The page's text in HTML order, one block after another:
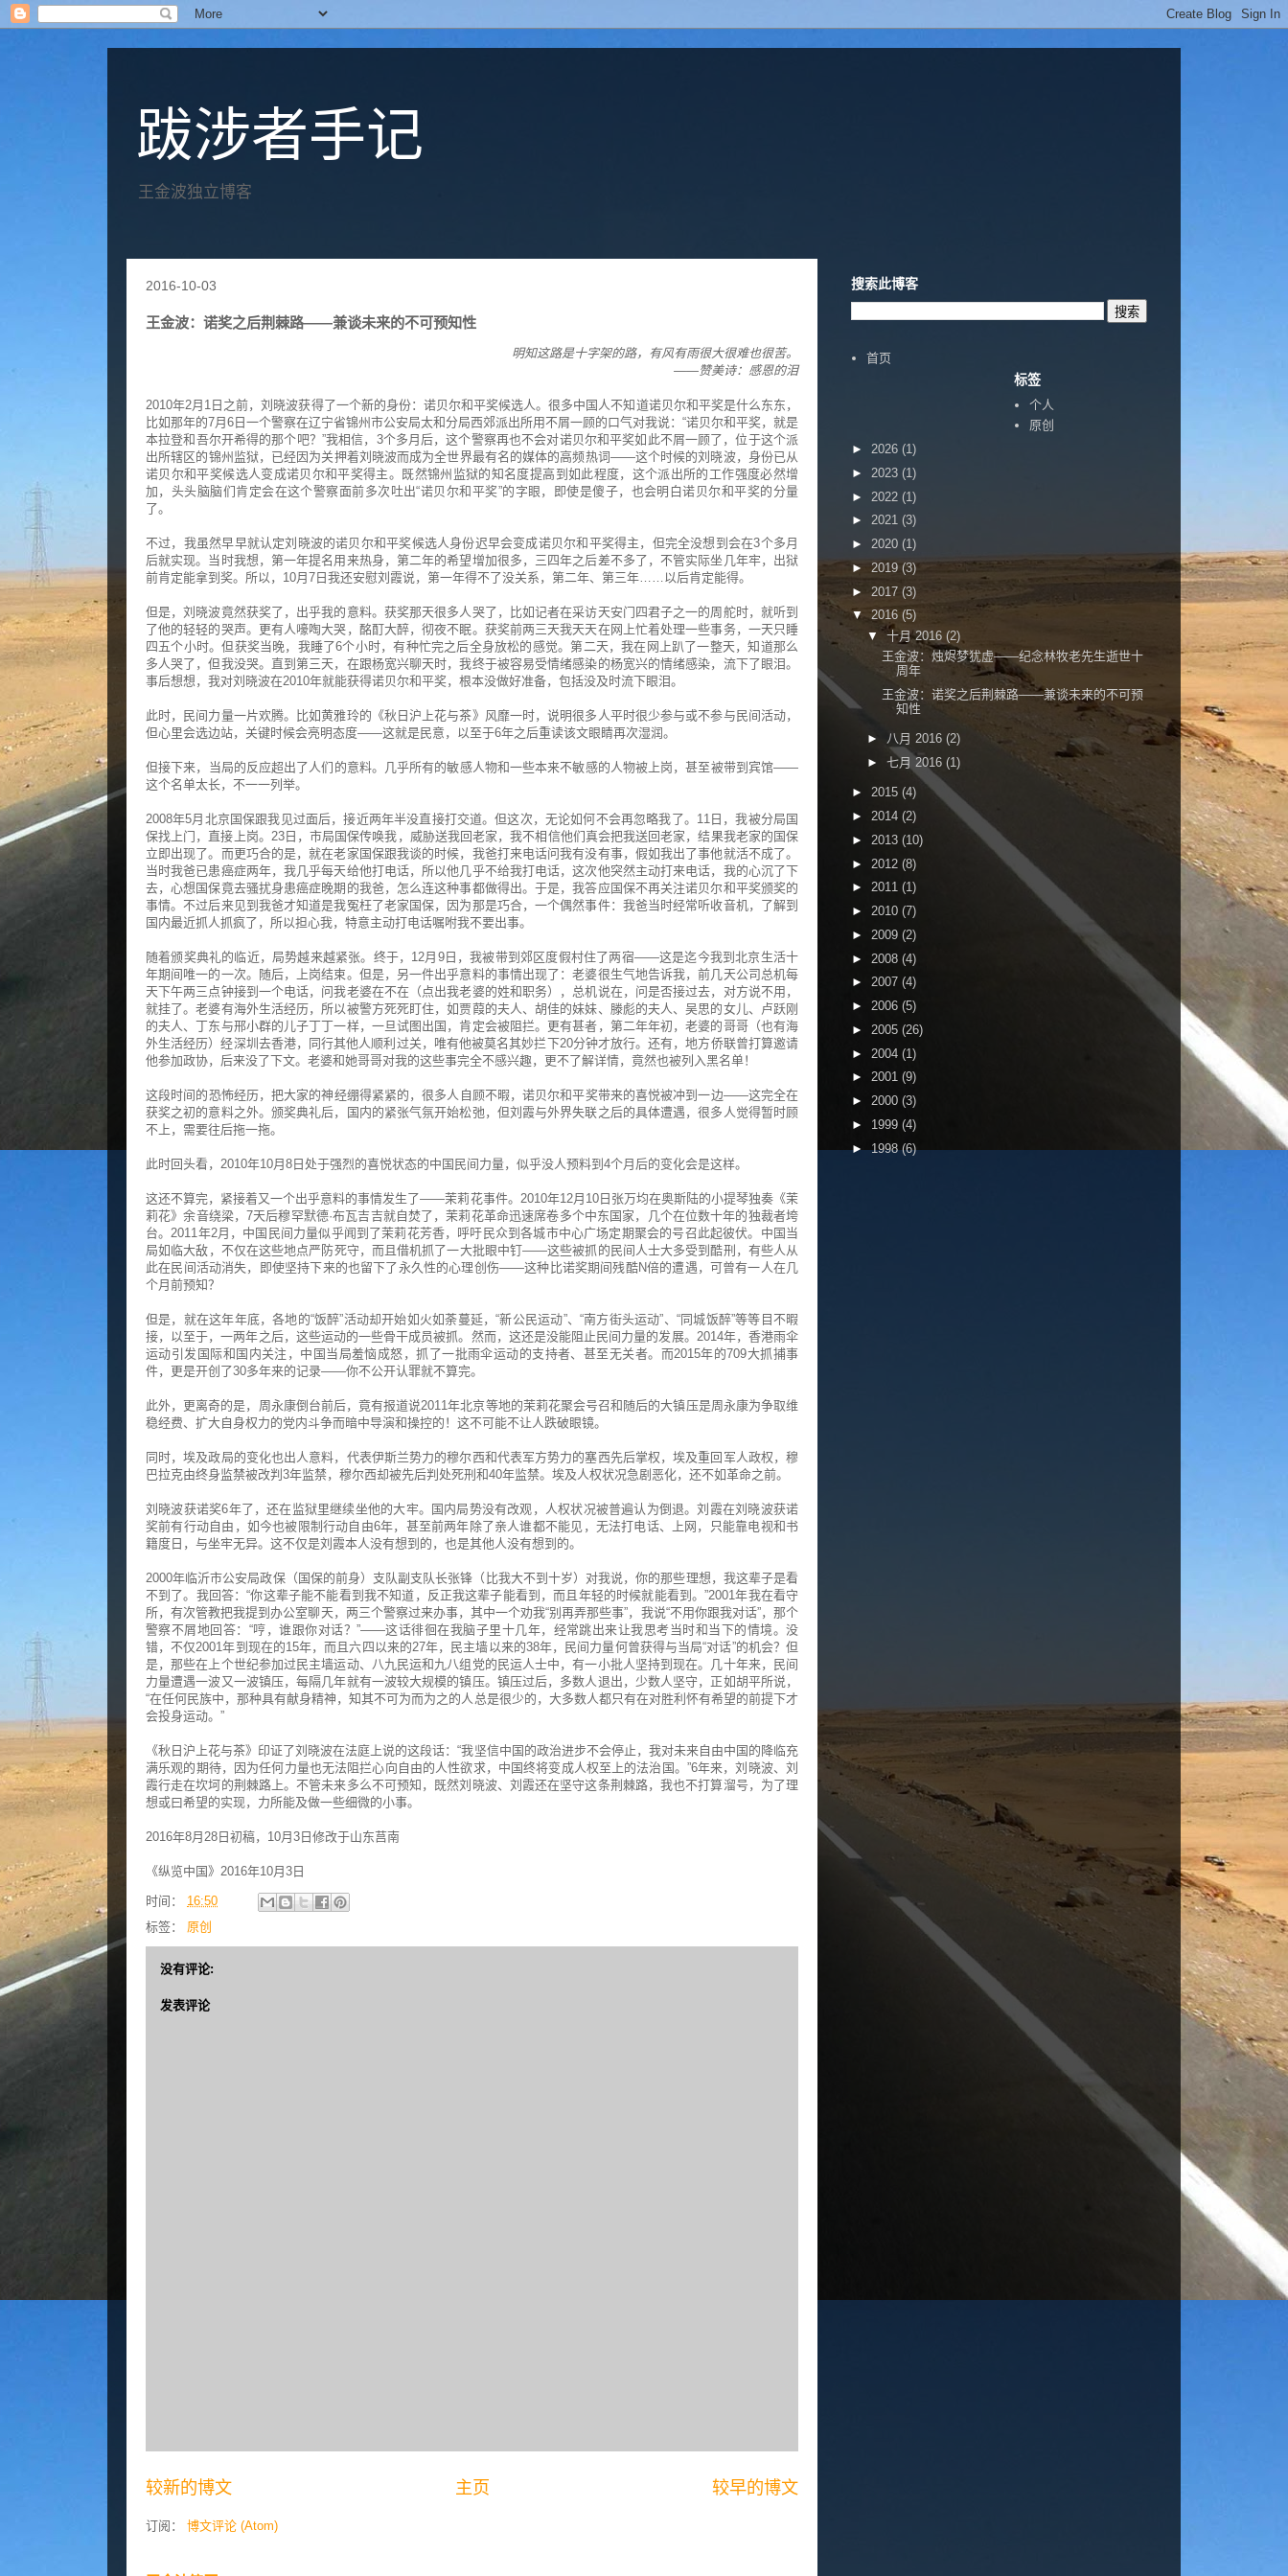
跋涉者手记
王金波独立博客
2016-10-03
王金波：诺奖之后荆棘路——兼谈未来的不可预知性
明知这路是十字架的路，有风有雨很大很难也很苦。
——赞美诗：感恩的泪
2010年2月1日之前，刘晓波获得了一个新的身份：诺贝尔和平奖候选人。很多中国人不知道诺贝尔和平奖是什么东东，
比如那年的7月6日一个警察在辽宁省锦州市公安局太和分局西郊派出所用不屑一顾的口气对我说：“诺贝尔和平奖，就是
本拉登和吾尔开希得的那个吧？”我相信，3个多月后，这个警察再也不会对诺贝尔和平奖如此不屑一顾了，位于这个派
出所辖区的锦州监狱，已经因为关押着刘晓波而成为全世界最有名的媒体的高频热词——这个时候的刘晓波，身份已从
诺贝尔和平奖候选人变成诺贝尔和平奖得主。既然锦州监狱的知名度提高到如此程度，这个派出所的工作强度必然增
加，头头脑脑们肯定会在这个警察面前多次吐出“诺贝尔和平奖”的字眼，即使是傻子，也会明白诺贝尔和平奖的分量
了。
不过，我虽然早早就认定刘晓波的诺贝尔和平奖候选人身份迟早会变成诺贝尔和平奖得主，但完全没想到会在3个多月
后就实现。当时我想，第一年提名用来热身，第二年的希望增加很多，三四年之后差不多了，不管实际坐几年牢，出狱
前肯定能拿到奖。所以，10月7日我还安慰刘霞说，第一年得不了没关系，第二年、第三年……以后肯定能得。
但是，刘晓波竟然获奖了，出乎我的意料。获奖那天很多人哭了，比如记者在采访天安门四君子之一的周舵时，就听到
了他的轻轻的哭声。更有人嚎啕大哭，酩酊大醉，彻夜不眠。获奖前两三天我天天在网上忙着处理一些事务，一天只睡
四五个小时。但获奖当晚，我睡了6个小时，有种忙完之后全身放松的感觉。第二天，我在网上趴了一整天，知道那么
多人哭了，但我没哭。直到第三天，在跟杨宽兴聊天时，我终于被容易受情绪感染的杨宽兴的情绪感染，流下了眼泪。
事后想想，我对刘晓波在2010年就能获得诺贝尔和平奖，根本没做好准备，包括没及时流下眼泪。
此时，民间力量一片欢腾。比如黄雅玲的《秋日沪上花与茶》风靡一时，说明很多人平时很少参与或不参与民间活动，
但心里会选边站，关键时候会亮明态度——这就是民意，以至于6年之后重读该文眼睛再次湿润。
但接下来，当局的反应超出了人们的意料。几乎所有的敏感人物和一些本来不敏感的人物被上岗，甚至被带到宾馆——
这个名单太长，不一一列举。
2008年5月北京国保跟我见过面后，接近两年半没直接打交道。但这次，无论如何不会再忽略我了。11日，我被分局国
保找上门，直接上岗。23日，市局国保传唤我，威胁送我回老家，我不相信他们真会把我送回老家，结果我老家的国保
立即出现了。而更巧合的是，就在老家国保跟我谈的时候，我爸打来电话问我有没有事，假如我出了事他就活不成了。
当时我爸已患癌症两年，我几乎每天给他打电话，所以他几乎不给我打电话，这次他突然主动打来电话，我的心沉了下
去，心想国保竟去骚扰身患癌症晚期的我爸，怎么连这种事都做得出。于是，我答应国保不再关注诺贝尔和平奖颁奖的
事情。不过后来见到我爸才知道是我冤枉了老家国保，因为那是巧合，一个偶然事件：我爸当时经常听收音机，了解到
国内最近抓人抓疯了，所以担心我，特意主动打电话嘱咐我不要出事。
随着颁奖典礼的临近，局势越来越紧张。终于，12月9日，我被带到郊区度假村住了两宿——这是迄今我到北京生活十
年期间唯一的一次。随后，上岗结束。但是，另一件出乎意料的事情出现了：老婆很生气地告诉我，前几天公司总机每
天下午两三点钟接到一个电话，问我老婆在不在（点出我老婆的姓和职务），总机说在，问是否接过去，对方说不用，
就挂了。老婆有海外生活经历，所以被警方死死盯住，如贾葭的夫人、胡佳的妹妹、滕彪的夫人、吴思的女儿、卢跃刚
的夫人、丁东与邢小群的儿子丁丁一样，一旦试图出国，肯定会被阻拦。更有甚者，第二年年初，老婆的哥哥（也有海
外生活经历）经深圳去香港，同行其他人顺利过关，唯有他被莫名其妙拦下20分钟才放行。还有，地方侨联曾打算邀请
他参加政协，后来没了下文。老婆和她哥哥对我的这些事完全不感兴趣，更不了解详情，竟然也被列入黑名单！
这段时间的恐怖经历，把大家的神经绷得紧紧的，很多人自顾不暇，诺贝尔和平奖带来的喜悦被冲到一边——这完全在
获奖之初的意料之外。颁奖典礼后，国内的紧张气氛开始松弛，但刘霞与外界失联之后的具体遭遇，很多人觉得暂时顾
不上，需要往后拖一拖。
此时回头看，2010年10月8日处于强烈的喜悦状态的中国民间力量，似乎没人预料到4个月后的变化会是这样。
这还不算完，紧接着又一个出乎意料的事情发生了——茉莉花事件。2010年12月10日张万均在奥斯陆的小提琴独奏《茉
莉花》余音绕梁，7天后穆罕默德·布瓦吉吉就自焚了，茉莉花革命迅速席卷多个中东国家，几个在位数十年的独裁者垮
台。2011年2月，中国民间力量似乎闻到了茉莉花芳香，呼吁民众到各城市中心广场定期聚会的号召此起彼伏。中国当
局如临大敌，不仅在这些地点严防死守，而且借机抓了一大批眼中钉——这些被抓的民间人士大多受到酷刑，有些人从
此在民间活动消失，即使坚持下来的也留下了永久性的心理创伤——这种比诺奖期间残酷N倍的遭遇，可曾有一人在几
个月前预知？
但是，就在这年年底，各地的“饭醉”活动却开始如火如荼蔓延，“新公民运动”、“南方街头运动”、“同城饭醉”等等目不暇
接，以至于，一两年之后，这些运动的一些骨干成员被抓。然而，这还是没能阻止民间力量的发展。2014年，香港雨伞
运动引发国际和国内关注，中国当局羞恼成怒，抓了一批雨伞运动的支持者、甚至无关者。而2015年的709大抓捕事
件，更是开创了30多年来的记录——你不公开认罪就不算完。
此外，更离奇的是，周永康倒台前后，竟有报道说2011年北京等地的茉莉花聚会号召和随后的大镇压是周永康为争取维
稳经费、扩大自身权力的党内斗争而暗中导演和操控的！这不可能不让人跌破眼镜。
同时，埃及政局的变化也出人意料，代表伊斯兰势力的穆尔西和代表军方势力的塞西先后掌权，埃及重回军人政权，穆
巴拉克由终身监禁被改判3年监禁，穆尔西却被先后判处死刑和40年监禁。埃及人权状况急剧恶化，还不如革命之前。
刘晓波获诺奖6年了，还在监狱里继续坐他的大牢。国内局势没有改观，人权状况被普遍认为倒退。刘霞在刘晓波获诺
奖前有行动自由，如今也被限制行动自由6年，甚至前两年除了亲人谁都不能见，无法打电话、上网，只能靠电视和书
籍度日，与坐牢无异。这不仅是刘霞本人没有想到的，也是其他人没有想到的。
2000年临沂市公安局政保（国保的前身）支队副支队长张锋（比我大不到十岁）对我说，你的那些理想，我这辈子是看
不到了。我回答：“你这辈子能不能看到我不知道，反正我这辈子能看到，而且年轻的时候就能看到。”2001年我在看守
所，有次管教把我提到办公室聊天，两三个警察过来办事，其中一个劝我“别再弄那些事”，我说“不用你跟我对话”，那个
警察不屑地回答：“哼，谁跟你对话？”——这话徘徊在我脑子里十几年，经常跳出来让我思考当时和当下的情境。没
错，不仅2001年到现在的15年，而且六四以来的27年，民主墙以来的38年，民间力量何曾获得与当局“对话”的机会？但
是，那些在上个世纪参加过民主墙运动、八九民运和九八组党的民运人士中，有一小批人坚持到现在。几十年来，民间
力量遭遇一波又一波镇压，每隔几年就有一波较大规模的镇压。镇压过后，多数人退出，少数人坚守，正如胡平所说，
“在任何民族中，那种具有献身精神，知其不可为而为之的人总是很少的，大多数人都只有在对胜利怀有希望的前提下才
会投身运动。”
《秋日沪上花与茶》印证了刘晓波在法庭上说的这段话：“我坚信中国的政治进步不会停止，我对未来自由中国的降临充
满乐观的期待，因为任何力量也无法阻拦心向自由的人性欲求，中国终将变成人权至上的法治国。”6年来，刘晓波、刘
霞行走在坎坷的荆棘路上。不管未来多么不可预知，既然刘晓波、刘霞还在坚守这条荆棘路，我也不打算溜号，为了理
想或曰希望的实现，力所能及做一些细微的小事。
2016年8月28日初稿，10月3日修改于山东莒南
《纵览中国》2016年10月3日
时间： 16:50
标签： 原创
没有评论:
发表评论
较新的博文 较早的博文
主页
订阅： 博文评论 (Atom)
搜索此博客
首页
标签
个人
原创
► 2026 (1)
► 2023 (1)
► 2022 (1)
► 2021 (3)
► 2020 (1)
► 2019 (3)
► 2017 (3)
▼ 2016 (5)
▼ 十月 2016 (2)
王金波：烛烬梦犹虚——纪念林牧老先生逝世十
周年
王金波：诺奖之后荆棘路——兼谈未来的不可预
知性
► 八月 2016 (2)
► 七月 2016 (1)
► 2015 (4)
► 2014 (2)
► 2013 (10)
► 2012 (8)
► 2011 (1)
► 2010 (7)
► 2009 (2)
► 2008 (4)
► 2007 (4)
► 2006 (5)
► 2005 (26)
► 2004 (1)
► 2001 (9)
► 2000 (3)
► 1999 (4)
►1998(6)